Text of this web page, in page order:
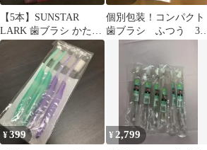
【5本】SUNSTAR
LARK 歯ブラシ かため
小さめヘッド
個別包装！コンパクト
歯ブラシ ふつう 3本
セット➕１本
¥399 ¥ 2,799